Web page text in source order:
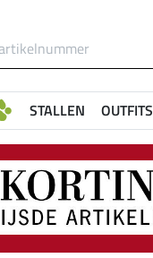
STALLEN OUTFITS